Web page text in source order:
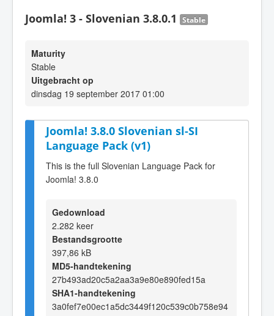
Joomla! 3 - Slovenian 3.8.0.1 Stable
Maturity
Stable
Uitgebracht op
dinsdag 19 september 2017 01:00
Joomla! 3.8.0 Slovenian sl-SI
Language Pack (v1)
This is the full Slovenian Language Pack for
Joomla! 3.8.0
Gedownload
2.282 keer
Bestandsgrootte
397,86 kB
MD5-handtekening
27b493ad20c5a2aa3a9e80e890fed15a
SHA1-handtekening
3a0fef7e00ec1a5dc3449f120c539c0b758e94